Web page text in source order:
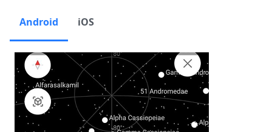
Android iOS